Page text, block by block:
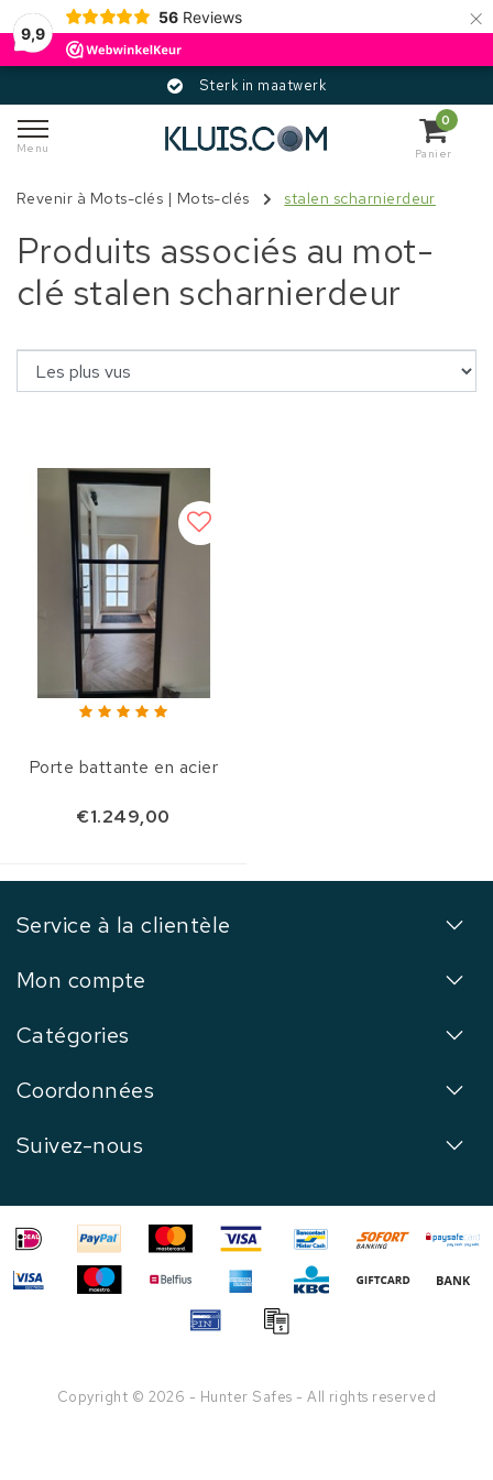
9,9
56 Reviews ×
Sterk in maatwerk
Menu
0
Panier
Revenir à Mots-clés | Mots-clés stalen scharnierdeur
Produits associés au mot-
clé stalen scharnierdeur
Porte battante en acier
€1.249,00
Service à la clientèle
Mon compte
Catégories
Coordonnées
Suivez-nous
Copyright © 2026 - Hunter Safes - All rights reserved